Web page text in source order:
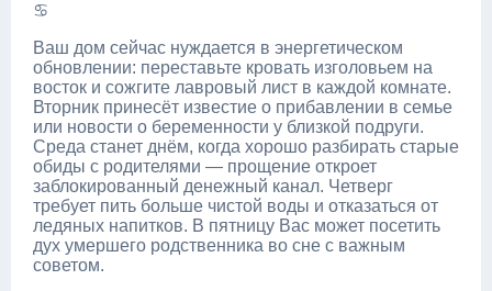
♋
Ваш дом сейчас нуждается в энергетическом
обновлении: переставьте кровать изголовьем на
восток и сожгите лавровый лист в каждой комнате.
Вторник принесёт известие о прибавлении в семье
или новости о беременности у близкой подруги.
Среда станет днём, когда хорошо разбирать старые
обиды с родителями — прощение откроет
заблокированный денежный канал. Четверг
требует пить больше чистой воды и отказаться от
ледяных напитков. В пятницу Вас может посетить
дух умершего родственника во сне с важным
советом.